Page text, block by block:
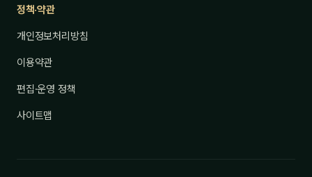
정책·약관
개인정보처리방침
이용약관
편집·운영 정책
사이트맵